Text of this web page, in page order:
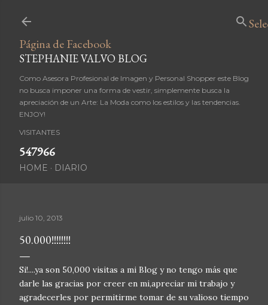
Página de Facebook
STEPHANIE VALVO BLOG
Como Asesora Profesional de Imagen y Personal Shopper este Blog
no busca imponer una forma de vestir, simplemente busca la
apreciación de un Arte: La Moda como los estilos y las tendencias.
ENJOY!
VISITANTES
547966
HOME DIARIO
julio 10, 2013
50.000!!!!!!!!
Si!....ya son 50,000 visitas a mi Blog y no tengo más que
darle las gracias por creer en mi,apreciar mi trabajo y
agradecerles por permitirme tomar de su valioso tiempo